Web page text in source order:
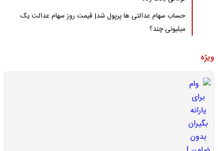
حساب سهام عدالتی ها پرپول شد| قیمت روز سهام عدالت یک
میلیونی چند؟
ویژه